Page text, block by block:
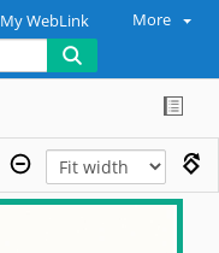
My WebLink More